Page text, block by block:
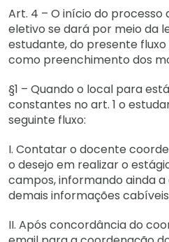
Art. 4 – O início do processo
eletivo se dará por meio da
estudante, do presente
como preenchimento dos
§1 – Quando o local para
constantes no art. 1 o
seguinte fluxo:
I. Contatar o docente
o desejo em realizar o
campos, informando ainda
demais informações
II. Após concordância do